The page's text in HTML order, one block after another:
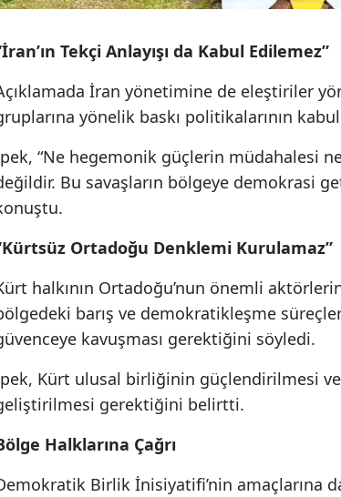
Tekçi Anlayışı da Kabul Edilemez”
İran yönetimine de eleştiriler
yönelik baskı politikalarının
“Ne hegemonik güçlerin müdahalesi
Bu savaşların bölgeye demokrasi
Ortadoğu Denklemi Kurulamaz”
halkının Ortadoğu’nun önemli
barış ve demokratikleşme
kavuşması gerektiğini söyledi.
Kürt ulusal birliğinin güçlendirilmesi
gerektiğini belirtti.
Halklarına Çağrı
Birlik İnisiyatifi’nin amaçlarına